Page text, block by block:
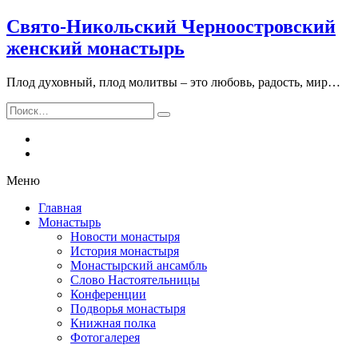
Свято-Никольский Черноостровский
женский монастырь
Плод духовный, плод молитвы – это любовь, радость, мир…
Искать:
Поиск
Меню
Главная
Монастырь
Новости монастыря
История монастыря
Монастырский ансамбль
Слово Настоятельницы
Конференции
Подворья монастыря
Книжная полка
Фотогалерея